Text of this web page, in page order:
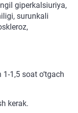
giperkalsiuriya,
surunkali
1,5 soat o‘tgach
kerak.